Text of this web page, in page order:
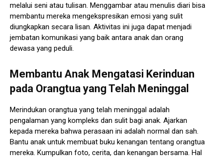
melalui seni atau tulisan. Menggambar atau menulis diari bisa
membantu mereka mengekspresikan emosi yang sulit
diungkapkan secara lisan. Aktivitas ini juga dapat menjadi
jembatan komunikasi yang baik antara anak dan orang
dewasa yang peduli.
Membantu Anak Mengatasi Kerinduan
pada Orangtua yang Telah Meninggal
Merindukan orangtua yang telah meninggal adalah
pengalaman yang kompleks dan sulit bagi anak. Ajarkan
kepada mereka bahwa perasaan ini adalah normal dan sah.
Bantu anak untuk membuat buku kenangan tentang orangtua
mereka. Kumpulkan foto, cerita, dan kenangan bersama. Hal